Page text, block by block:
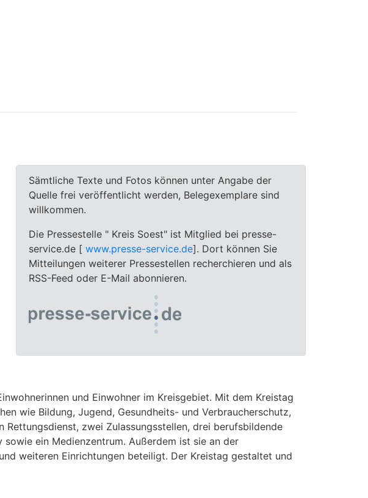
Sämtliche Texte und Fotos können unter Angabe der
Quelle frei veröffentlicht werden, Belegexemplare sind
willkommen.
Die Pressestelle " Kreis Soest" ist Mitglied bei presse-
service.de [ www.presse-service.de]. Dort können Sie
Mitteilungen weiterer Pressestellen recherchieren und als
RSS-Feed oder E-Mail abonnieren.
und Einwohner im Kreisgebiet. Mit dem Kreistag
wie Bildung, Jugend, Gesundheits- und Verbraucherschutz,
Rettungsdienst, zwei Zulassungsstellen, drei berufsbildende
ein Medienzentrum. Außerdem ist sie an der
weiteren Einrichtungen beteiligt. Der Kreistag gestaltet und